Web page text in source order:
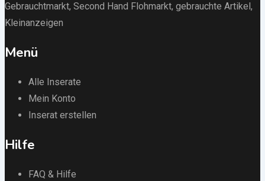
Gebrauchtmarkt, Second Hand Flohmarkt, gebrauchte Artikel ,
Kleinanzeigen
Menü
Alle Inserate
Mein Konto
Inserat erstellen
Hilfe
FAQ & Hilfe